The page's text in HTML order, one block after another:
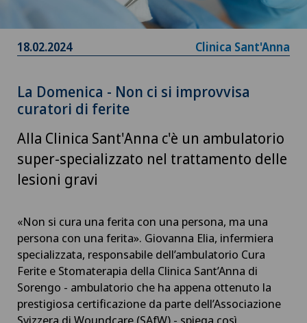
18.02.2024 Clinica Sant'Anna
La Domenica - Non ci si improvvisa
curatori di ferite
Alla Clinica Sant'Anna c'è un ambulatorio
super-specializzato nel trattamento delle
lesioni gravi
«Non si cura una ferita con una persona, ma una
persona con una ferita». Giovanna Elia, infermiera
specializzata, responsabile dell’ambulatorio Cura
Ferite e Stomaterapia della Clinica Sant’Anna di
Sorengo - ambulatorio che ha appena ottenuto la
prestigiosa certificazione da parte dell’Associazione
Svizzera di Woundcare (SAfW) - spiega così